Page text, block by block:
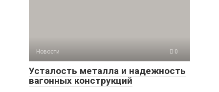
Новости 0
Усталость металла и надежность
вагонных конструкций